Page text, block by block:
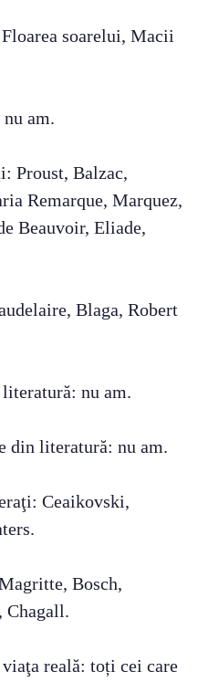
soarelui, Macii
nu am.
Proust, Balzac,
Remarque, Marquez,
Beauvoir, Eliade,
Blaga, Robert
nu am.
din literatură: nu am.
Ceaikovski,
Bosch,
Chagall.
reală: toți cei care